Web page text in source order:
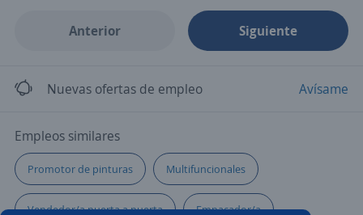
Anterior Siguiente
Nuevas ofertas de empleo Avísame
Empleos similares
Promotor de pinturas Multifuncionales
Vendedor/a puerta a puerta Empacador/a